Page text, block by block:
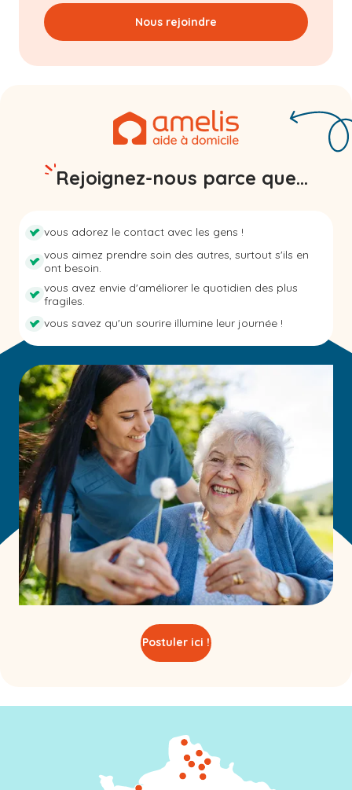
Nous rejoindre
Rejoignez-nous parce que...
vous adorez le contact avec les gens !
vous aimez prendre soin des autres, surtout s'ils en
ont besoin.
vous avez envie d'améliorer le quotidien des plus
fragiles.
vous savez qu'un sourire illumine leur journée !
Postuler ici !